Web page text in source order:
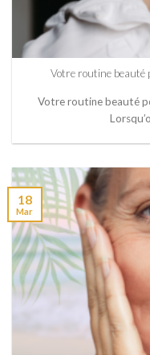
Votre routine beauté
Votre routine beauté
18
Mar